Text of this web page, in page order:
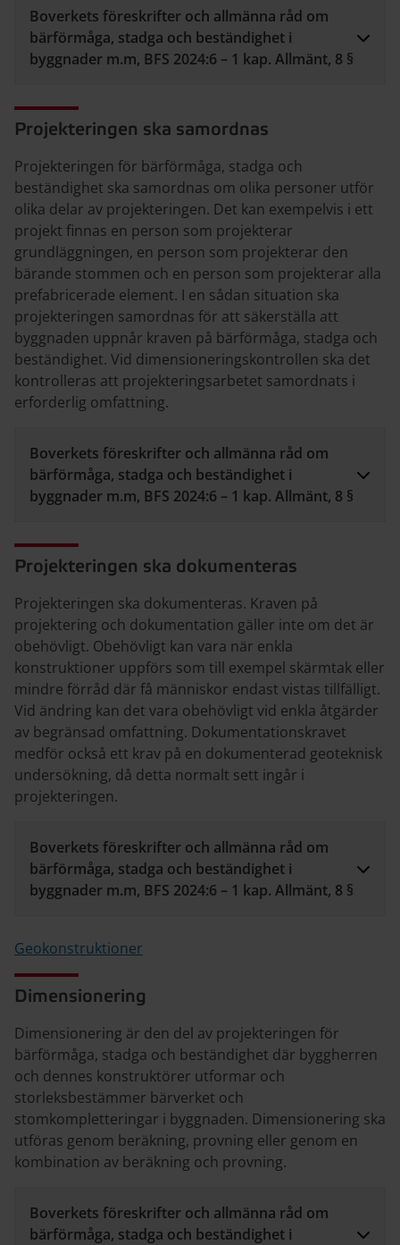
Boverkets föreskrifter och allmänna råd om
bärförmåga, stadga och beständighet i
byggnader m.m, BFS 2024:6 – 1 kap. Allmänt, 8 §
Projekteringen ska samordnas
Projekteringen för bärförmåga, stadga och
beständighet ska samordnas om olika personer utför
olika delar av projekteringen. Det kan exempelvis i ett
projekt finnas en person som projekterar
grundläggningen, en person som projekterar den
bärande stommen och en person som projekterar alla
prefabricerade element. I en sådan situation ska
projekteringen samordnas för att säkerställa att
byggnaden uppnår kraven på bärförmåga, stadga och
beständighet. Vid dimensioneringskontrollen ska det
kontrolleras att projekteringsarbetet samordnats i
erforderlig omfattning.
Boverkets föreskrifter och allmänna råd om
bärförmåga, stadga och beständighet i
byggnader m.m, BFS 2024:6 – 1 kap. Allmänt, 8 §
Projekteringen ska dokumenteras
Projekteringen ska dokumenteras. Kraven på
projektering och dokumentation gäller inte om det är
obehövligt. Obehövligt kan vara när enkla
konstruktioner uppförs som till exempel skärmtak eller
mindre förråd där få människor endast vistas tillfälligt.
Vid ändring kan det vara obehövligt vid enkla åtgärder
av begränsad omfattning. Dokumentationskravet
medför också ett krav på en dokumenterad geoteknisk
undersökning, då detta normalt sett ingår i
projekteringen.
Boverkets föreskrifter och allmänna råd om
bärförmåga, stadga och beständighet i
byggnader m.m, BFS 2024:6 – 1 kap. Allmänt, 8 §
Geokonstruktioner
Dimensionering
Dimensionering är den del av projekteringen för
bärförmåga, stadga och beständighet där byggherren
och dennes konstruktörer utformar och
storleksbestämmer bärverket och
stomkompletteringar i byggnaden. Dimensionering ska
utföras genom beräkning, provning eller genom en
kombination av beräkning och provning.
Boverkets föreskrifter och allmänna råd om
bärförmåga, stadga och beständighet i